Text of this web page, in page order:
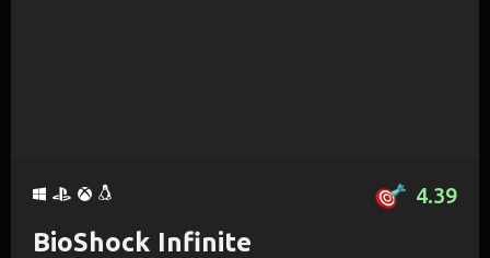
4.39
BioShock Infinite